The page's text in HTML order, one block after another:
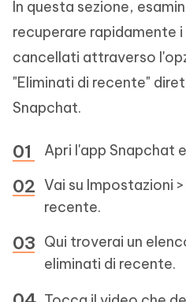
In questa sezione,
recuperare rapidamente
cancellati attraverso
"Eliminati di recente"
Snapchat.
Apri l'app Snapchat
Vai su Impostazioni
recente.
Qui troverai un
eliminati di recente.